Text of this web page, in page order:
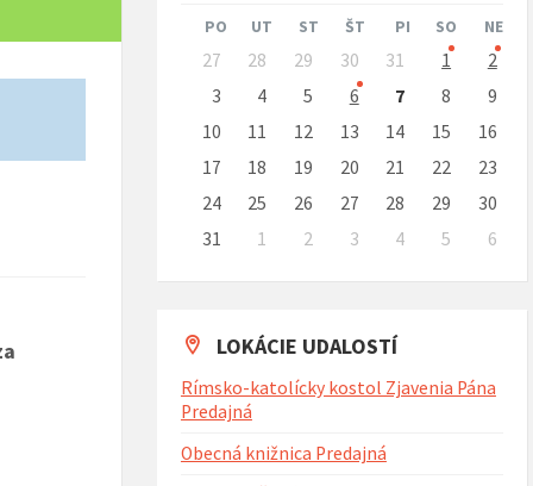
mesiac
PO UT ST ŠT PI SO NE
Preskočit
kalendárne
27 28 29 30 31 1
2
3
4 5 6 7 8
9
10
11 12 13 14 15
16
17
18 19 20 21 22
23
24
25 26 27 28 29
30
31
1 2 3 4 5
6
na
dni
LOKÁCIE UDALOSTÍ
Rímsko-katolícky kostol Zjavenia Pána
Predajná
Obecná knižnica Predajná